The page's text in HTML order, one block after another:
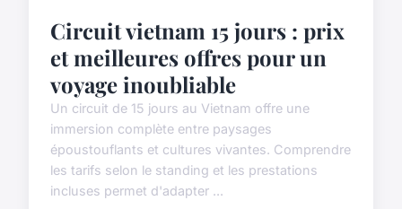
Circuit vietnam 15 jours : prix
et meilleures offres pour un
voyage inoubliable
Un circuit de 15 jours au Vietnam offre une
immersion complète entre paysages
époustouflants et cultures vivantes. Comprendre
les tarifs selon le standing et les prestations
incluses permet d'adapter ...